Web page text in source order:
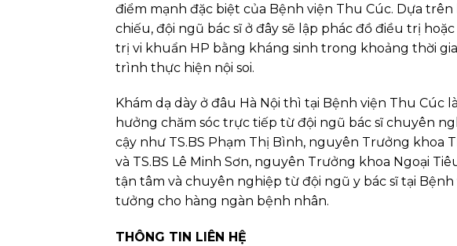
điểm mạnh đặc biệt của Bệnh viện Thu Cúc. Dựa
chiếu, đội ngũ bác sĩ ở đây sẽ lập phác đồ điều trị
trị vi khuẩn HP bằng kháng sinh trong khoảng thời
trình thực hiện nội soi.
Khám dạ dày ở đâu Hà Nội thì tại Bệnh viện Thu
hưởng chăm sóc trực tiếp từ đội ngũ bác sĩ chuyên
cậy như TS.BS Phạm Thị Bình, nguyên Trưởng khoa
và TS.BS Lê Minh Sơn, nguyên Trưởng khoa Ngoại
tận tâm và chuyên nghiệp từ đội ngũ y bác sĩ tại
tưởng cho hàng ngàn bệnh nhân.
THÔNG TIN LIÊN HỆ